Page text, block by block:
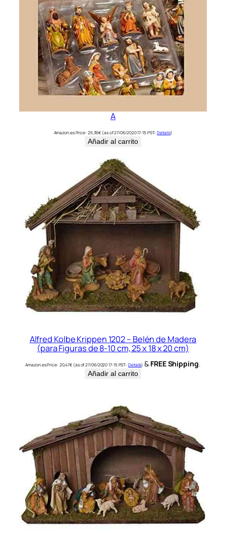
A
Amazon.es Price: 25,36€ (as of 27/06/2020 17:15 PST-Details)
Añadir al carrito
Alfred Kolbe Krippen 1202 – Belén de Madera
(para Figuras de 8-10 cm, 25 x 18 x 20 cm)
Amazon.es Price: 20,47€ (as of 27/06/2020 17:15 PST-Details)& FREE Shipping.
Añadir al carrito